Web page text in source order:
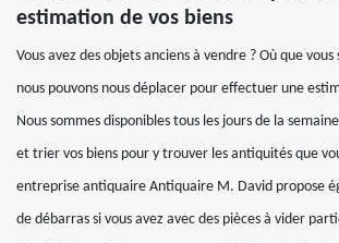
estimation de vos biens
Vous avez des objets anciens à vendre ? Où que vous
nous pouvons nous déplacer pour effectuer une
Nous sommes disponibles tous les jours de la
et trier vos biens pour y trouver les antiquités que
entreprise antiquaire Antiquaire M. David propose
de débarras si vous avez avec des pièces à vider